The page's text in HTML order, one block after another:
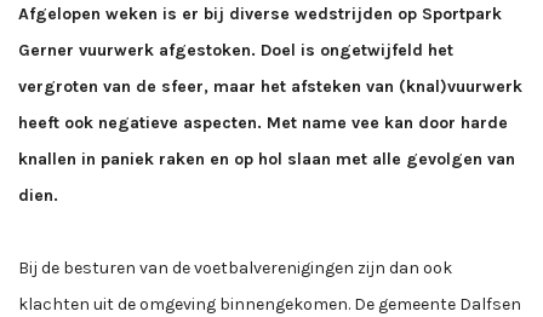
Afgelopen weken is er bij diverse wedstrijden op Sportpark
Gerner vuurwerk afgestoken. Doel is ongetwijfeld het
vergroten van de sfeer, maar het afsteken van (knal)vuurwerk
heeft ook negatieve aspecten. Met name vee kan door harde
knallen in paniek raken en op hol slaan met alle gevolgen van
dien.
Bij de besturen van de voetbalverenigingen zijn dan ook
klachten uit de omgeving binnengekomen. De gemeente Dalfsen